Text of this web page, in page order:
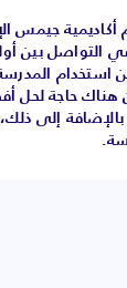
أكاديمية جيمس
بين
استخدام
هناك حاجة لحل
بالإضافة إلى